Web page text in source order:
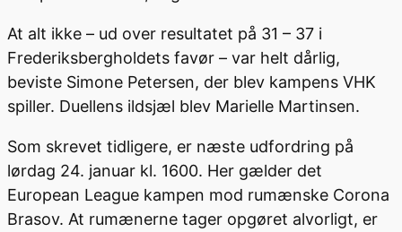
At alt ikke – ud over resultatet på 31 – 37 i
Frederiksbergholdets favør – var helt dårlig,
beviste Simone Petersen, der blev kampens VHK
spiller. Duellens ildsjæl blev Marielle Martinsen.
Som skrevet tidligere, er næste udfordring på
lørdag 24. januar kl. 1600. Her gælder det
European League kampen mod rumænske Corona
Brasov. At rumænerne tager opgøret alvorligt, er